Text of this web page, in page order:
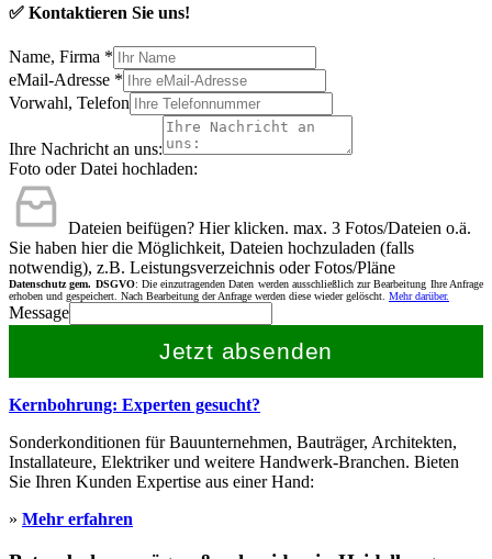
✅ Kontaktieren Sie uns!
Name, Firma *
eMail-Adresse *
Vorwahl, Telefon
Ihre Nachricht an uns:
Foto oder Datei hochladen:
Dateien beifügen? Hier klicken. max. 3 Fotos/Dateien o.ä.
Sie haben hier die Möglichkeit, Dateien hochzuladen (falls
notwendig), z.B. Leistungsverzeichnis oder Fotos/Pläne
Datenschutz gem. DSGVO: Die einzutragenden Daten werden ausschließlich zur Bearbeitung Ihre Anfrage
erhoben und gespeichert. Nach Bearbeitung der Anfrage werden diese wieder gelöscht. Mehr darüber.
Message
Jetzt absenden
Kernbohrung: Experten gesucht?
Sonderkonditionen für Bauunternehmen, Bauträger, Architekten,
Installateure, Elektriker und weitere Handwerk-Branchen. Bieten
Sie Ihren Kunden Expertise aus einer Hand:
» Mehr erfahren